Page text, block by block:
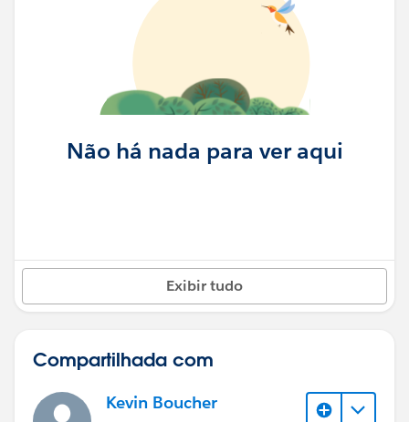
Não há nada para ver aqui
Exibir tudo
Compartilhada com
Kevin Boucher